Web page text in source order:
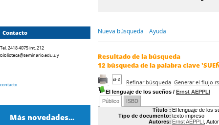
Nueva búsqueda Ayuda
Resultado de la búsqueda
12búsqueda de la palabra clave
Refinar búsqueda Generar el flujo
El lenguaje de los sueños / Ernst AEPPLI
Público
ISBD
Título : El lenguaje de los
Tipo de documento: texto impreso
Autores: Ernst AEPPLI , Autor
Contacto
Tel. 2418 4075 int. 212
biblioteca@seminario.edu.uy
contacto
Más novedades...